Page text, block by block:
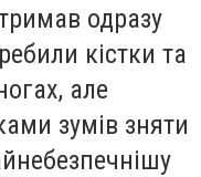
одразу
кістки та
але
зумів зняти